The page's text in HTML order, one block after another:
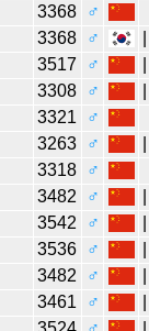
3368
♂
3368 ♂
3517 ♂
3308 ♂
3321
♂
3263 ♂
3318
♂
3482 ♂
3542 ♂
3536 ♂
3482 ♂
3461 ♂